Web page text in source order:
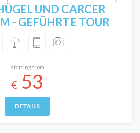
UND CARCER
- GEFÜHRTE TOUR
starting from
€ 53
DETAILS